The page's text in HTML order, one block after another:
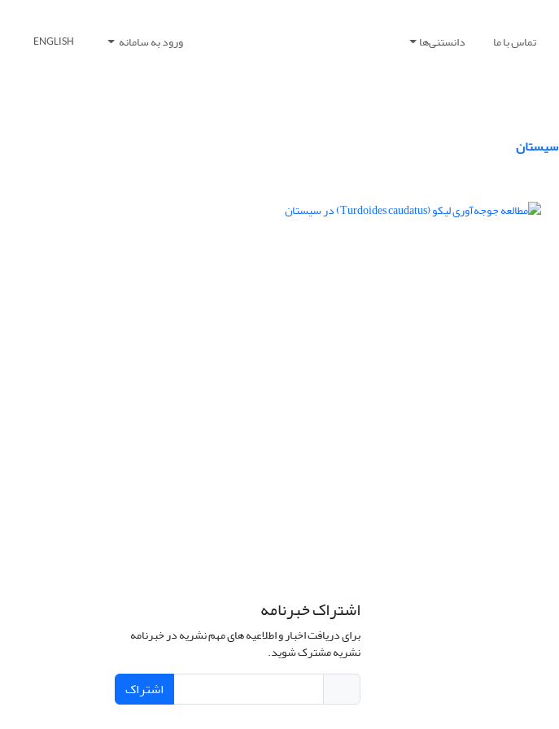
تماس با ما دانستنی‌ها ورود به سامانه ENGLISH
اشتراک خبرنامه
برای دریافت اخبار و اطلاعیه های مهم نشریه در خبرنامه
نشریه مشترک شوید.
اشتراک